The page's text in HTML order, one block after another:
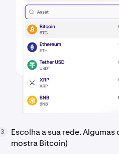
3
Escolha a sua rede.
mostra Bitcoin)